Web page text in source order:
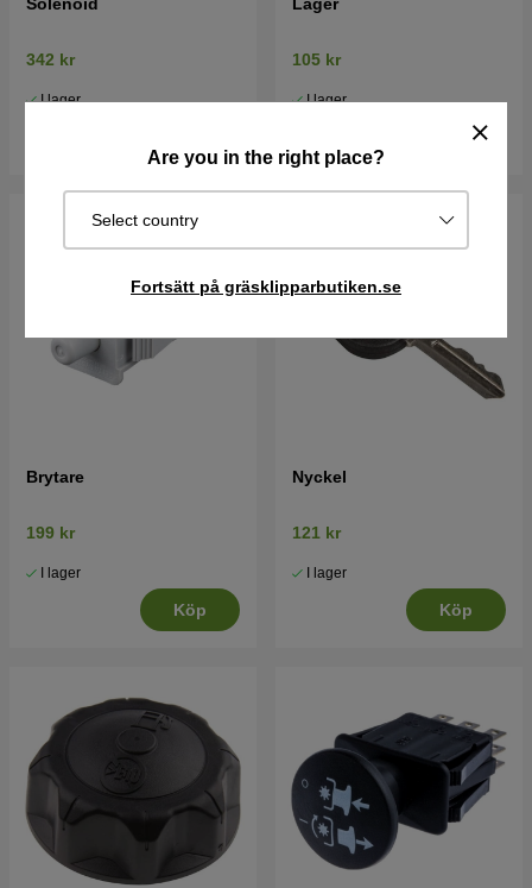
Are you in the right place?
Select country
Fortsätt på gräsklipparbutiken.se
Solenoid
342 kr
I lager
Lager
105 kr
I lager
Brytare
199 kr
I lager
Köp
Nyckel
121 kr
I lager
Köp